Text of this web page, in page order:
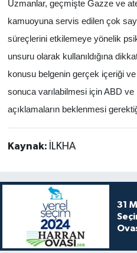
Uzmanlar, geçmişte Gazze ve
kamuoyuna servis edilen çok
süreçlerini etkilemeye yönelik
unsuru olarak kullanıldığına
konusu belgenin gerçek içeriği ve
sonuca varılabilmesi için ABD
açıklamaların beklenmesi
Kaynak: İLKHA
31